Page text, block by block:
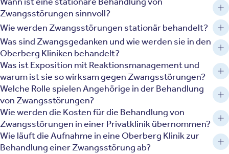
Zwangsstörungen sinnvoll?
Wie werden Zwangsstörungen stationär behandelt?
Was sind Zwangsgedanken und wie werden sie in den
Oberberg Kliniken behandelt?
Was ist Exposition mit Reaktionsmanagement und
warum ist sie so wirksam gegen Zwangsstörungen?
Welche Rolle spielen Angehörige in der Behandlung
von Zwangsstörungen?
Wie werden die Kosten für die Behandlung von
Zwangsstörungen in einer Privatklinik übernommen?
Wie läuft die Aufnahme in eine Oberberg Klinik zur
Behandlung einer Zwangsstörung ab?